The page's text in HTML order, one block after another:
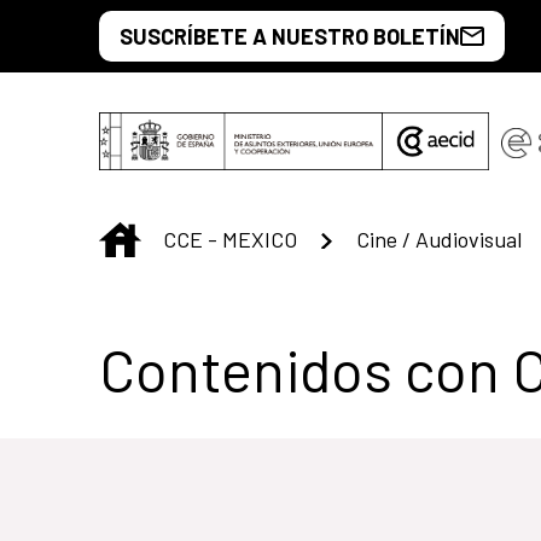
Saltar al contenido principal
SUSCRÍBETE A NUESTRO BOLETÍN
INICIO
CCE - MEXICO Cine / Audiovisual
Centro Cultural
Contenidos con